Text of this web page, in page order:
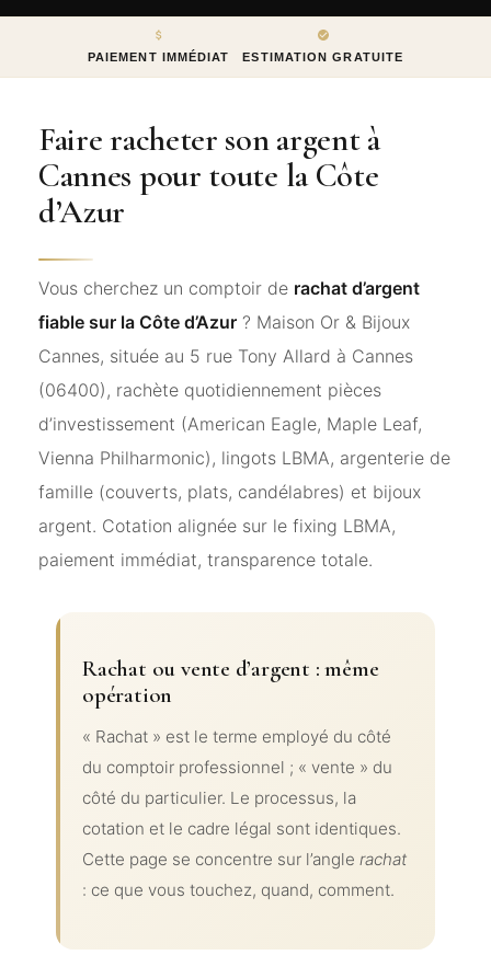
PAIEMENT IMMÉDIAT ESTIMATION GRATUITE
Faire racheter son argent à
Cannes pour toute la Côte
d’Azur
Vous cherchez un comptoir de rachat d’argent
fiable sur la Côte d’Azur ? Maison Or & Bijoux
Cannes, située au 5 rue Tony Allard à Cannes
(06400), rachète quotidiennement pièces
d’investissement (American Eagle, Maple Leaf,
Vienna Philharmonic), lingots LBMA, argenterie de
famille (couverts, plats, candélabres) et bijoux
argent. Cotation alignée sur le fixing LBMA,
paiement immédiat, transparence totale.
Rachat ou vente d’argent : même
opération
« Rachat » est le terme employé du côté
du comptoir professionnel ; « vente » du
côté du particulier. Le processus, la
cotation et le cadre légal sont identiques.
Cette page se concentre sur l’angle rachat
: ce que vous touchez, quand, comment.